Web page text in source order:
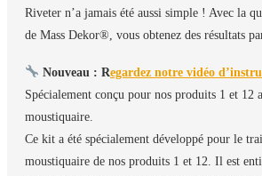
Riveter n’a jamais été aussi simple ! Avec la
de Mass Dekor®, vous obtenez des résultats
Nouveau : Regardez notre vidéo
Spécialement conçu pour nos produits 1 et 12
moustiquaire.
Ce kit a été spécialement développé pour le
moustiquaire de nos produits 1 et 12. Il est